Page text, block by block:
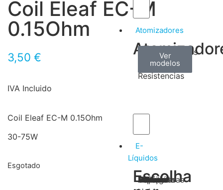
Atomizadores
Claromizadores
Ver
modelos
Reconstruíveis
Ver
modelos
Resistencias
Ver
modelos
E-
Líquidos
Escolha
Tabaco
Frutas
Bebidas
Frescos
Sobremesas
Escolha
Portugal
Alemanha
USA
Reino
Canadá
França
Malásia
Filipinas
Espanha
Polónia
Grécia
Coil Eleaf EC-M
0.15Ohm
3,50 €
IVA Incluido
Coil Eleaf EC-M 0.15Ohm
30-75W
Esgotado